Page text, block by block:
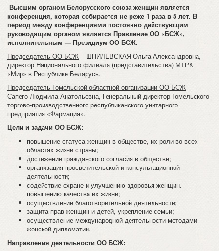
Высшим органом Белорусского союза женщин является
конференция, которая собирается не реже 1 раза в 5 лет. В
период между конференциями постоянно действующим
руководящим органом является Правление ОО «БСЖ»,
исполнительным — Президиум ОО БСЖ.
Председатель ОО БСЖ – ШПИЛЕВСКАЯ Ольга Александровна,
директор Национального филиала (представительства) МТРК
«Мир» в Республике Беларусь.
Председатель Гомельской областной организации ОО БСЖ –
Сапего Людмила Анатольевна, Генеральный директор Гомельского
торгово-производственного республиканского унитарного
предприятия «Фармация».
Цели и задачи ОО БСЖ:
повышение статуса женщин в обществе, их роли во всех
областях жизни страны;
достижение гражданского согласия в обществе;
организация просветительской и консультационной
деятельности;
содействие охране и улучшению здоровья женщин,
повышению качества их жизни;
осуществление благотворительной деятельности;
защита прав женщин и детей, укрепление семьи;
осуществление международной деятельности методами
женской дипломатии.
Направления деятельности ОО БСЖ: